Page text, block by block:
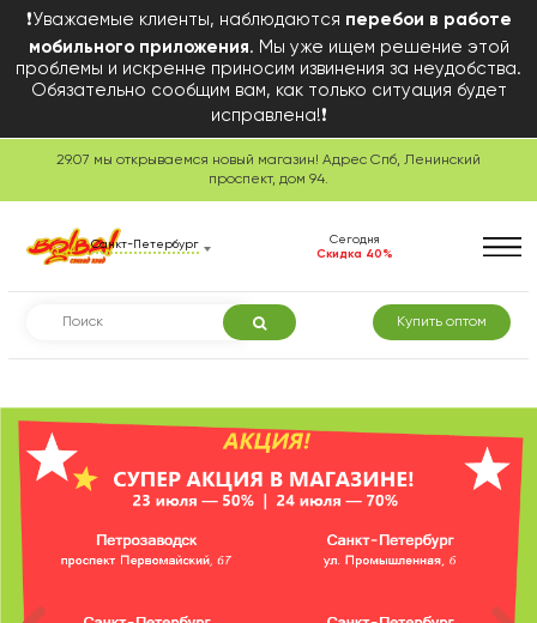
❗Уважаемые клиенты, наблюдаются перебои в работе
мобильного приложения. Мы уже ищем решение этой
проблемы и искренне приносим извинения за неудобства.
Обязательно сообщим вам, как только ситуация будет
исправлена!❗
29.07 мы открываемся новый магазин! Адрес Спб, Ленинский
проспект, дом 94.
Санкт-Петербург
Сегодня
Скидка 40%
Купить оптом
Сегодня в розничной
торговле
Смотреть товары